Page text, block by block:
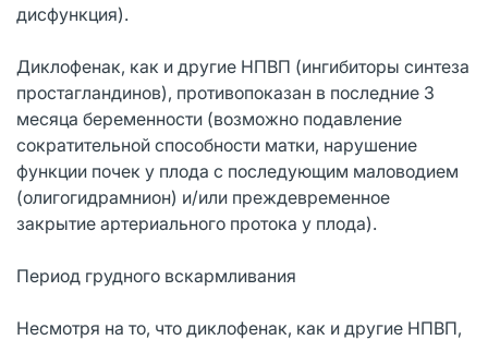
дисфункция).
Диклофенак, как и другие НПВП (ингибиторы синтеза
простагландинов), противопоказан в последние 3
месяца беременности (возможно подавление
сократительной способности матки, нарушение
функции почек у плода с последующим маловодием
(олигогидрамнион) и/или преждевременное
закрытие артериального протока у плода).
Период грудного вскармливания
Несмотря на то, что диклофенак, как и другие НПВП,